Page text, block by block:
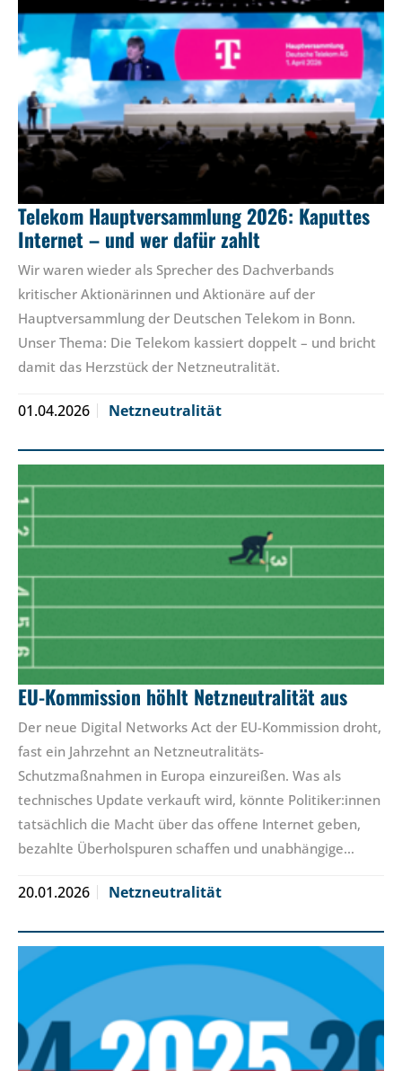
Telekom Hauptversammlung 2026: Kaputtes
Internet – und wer dafür zahlt
Wir waren wieder als Sprecher des Dachverbands
kritischer Aktionärinnen und Aktionäre auf der
Hauptversammlung der Deutschen Telekom in Bonn.
Unser Thema: Die Telekom kassiert doppelt – und bricht
damit das Herzstück der Netzneutralität.
01.04.2026 Netzneutralität
EU-Kommission höhlt Netzneutralität aus
Der neue Digital Networks Act der EU-Kommission droht,
fast ein Jahrzehnt an Netzneutralitäts-
Schutzmaßnahmen in Europa einzureißen. Was als
technisches Update verkauft wird, könnte Politiker:innen
tatsächlich die Macht über das offene Internet geben,
bezahlte Überholspuren schaffen und unabhängige…
20.01.2026 Netzneutralität